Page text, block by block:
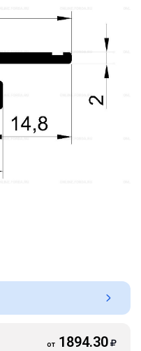
от 1894.30